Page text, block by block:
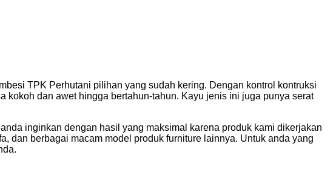
TPK Perhutani pilihan yang sudah kering. Dengan kontrol kontruksi
dan awet hingga bertahun-tahun. Kayu jenis ini juga punya serat
inginkan dengan hasil yang maksimal karena produk kami dikerjakan
dan berbagai macam model produk furniture lainnya. Untuk anda yang